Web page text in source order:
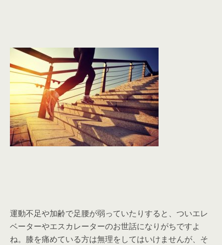
運動不足や加齢で足腰が弱っていたりすると、ついエレ
ベーターやエスカレーターのお世話になりがちですよ
ね。膝を痛めている方は無理をしてはいけませんが、そ